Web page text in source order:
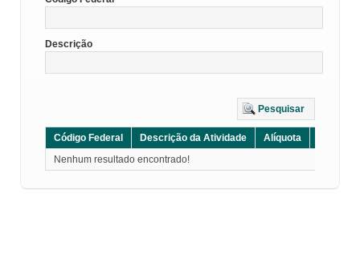
Descrição
Pesquisar
Código Federal Descrição da Atividade Alíquota
Nenhum resultado encontrado!